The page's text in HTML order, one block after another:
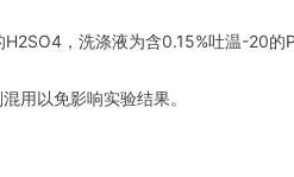
，洗涤液为含0.15%吐温-20的
用以免影响实验结果。